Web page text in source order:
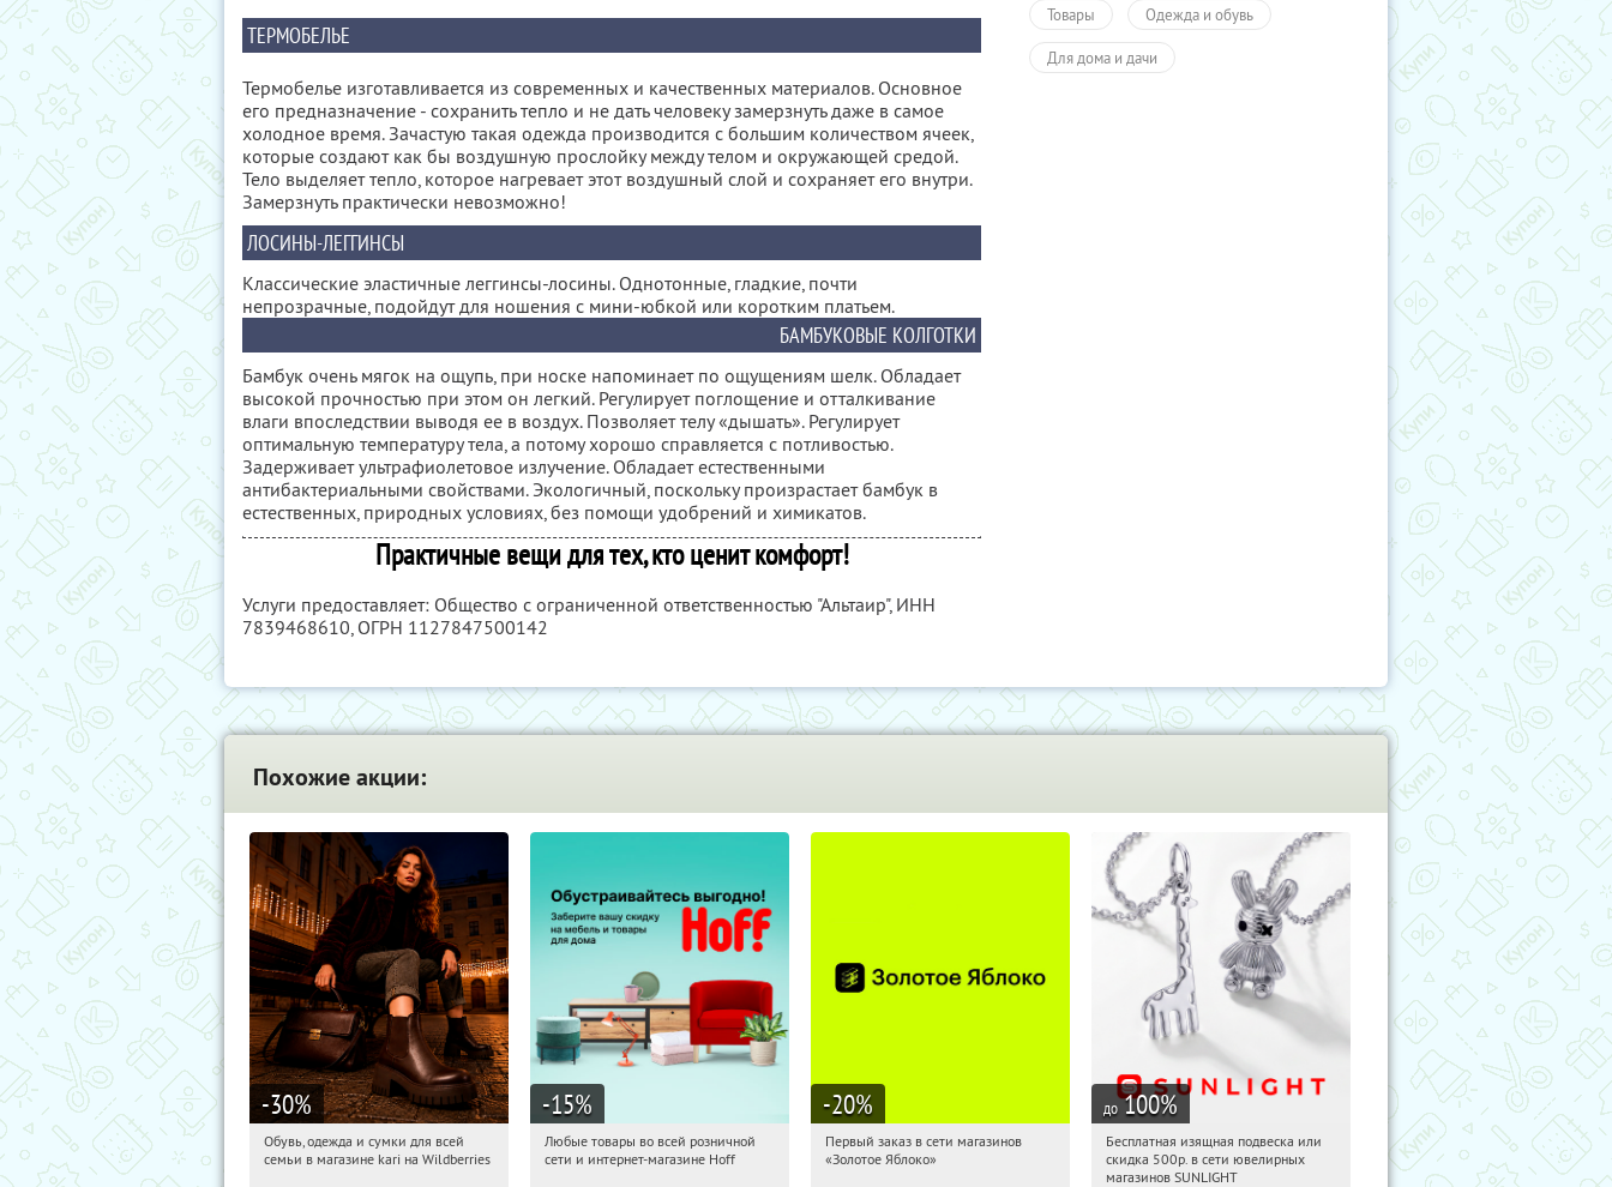
ТЕРМОБЕЛЬЕ
Термобелье изготавливается из современных и качественных материалов. Основное
его предназначение - сохранить тепло и не дать человеку замерзнуть даже в самое
холодное время. Зачастую такая одежда производится с большим количеством ячеек,
которые создают как бы воздушную прослойку между телом и окружающей средой.
Тело выделяет тепло, которое нагревает этот воздушный слой и сохраняет его внутри.
Замерзнуть практически невозможно!
ЛОСИНЫ-ЛЕГГИНСЫ
Классические эластичные леггинсы-лосины. Однотонные, гладкие, почти
непрозрачные, подойдут для ношения с мини-юбкой или коротким платьем.
БАМБУКОВЫЕ КОЛГОТКИ
Бамбук очень мягок на ощупь, при носке напоминает по ощущениям шелк. Обладает
высокой прочностью при этом он легкий. Регулирует поглощение и отталкивание
влаги впоследствии выводя ее в воздух. Позволяет телу «дышать». Регулирует
оптимальную температуру тела, а потому хорошо справляется с потливостью.
Задерживает ультрафиолетовое излучение. Обладает естественными
антибактериальными свойствами. Экологичный, поскольку произрастает бамбук в
естественных, природных условиях, без помощи удобрений и химикатов.
Практичные вещи для тех, кто ценит комфорт!
Услуги предоставляет: Общество с ограниченной ответственностью "Альтаир", ИНН
7839468610, ОГРН 1127847500142
Товары Одежда и обувь
Для дома и дачи
Похожие акции:
-30%
08:17:22 Получили:
Обувь, одежда и сумки для всей
семьи в магазине kari на Wildberries
-15%
08:17:22 Получили:
Любые товары во всей розничной
сети и интернет-магазине Hoff
-20%
08:17:22
Получи первым!
Первый заказ в сети магазинов
«Золотое Яблоко»
до 100%
08:17:22 Получили:
Россия
Бесплатная изящная подвеска или
скидка 500р. в сети ювелирных
магазинов SUNLIGHT